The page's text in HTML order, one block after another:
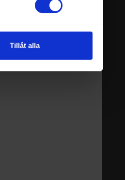
funktioner för
från din enhet
kombinera informationen
tjänster.
Tillåt alla